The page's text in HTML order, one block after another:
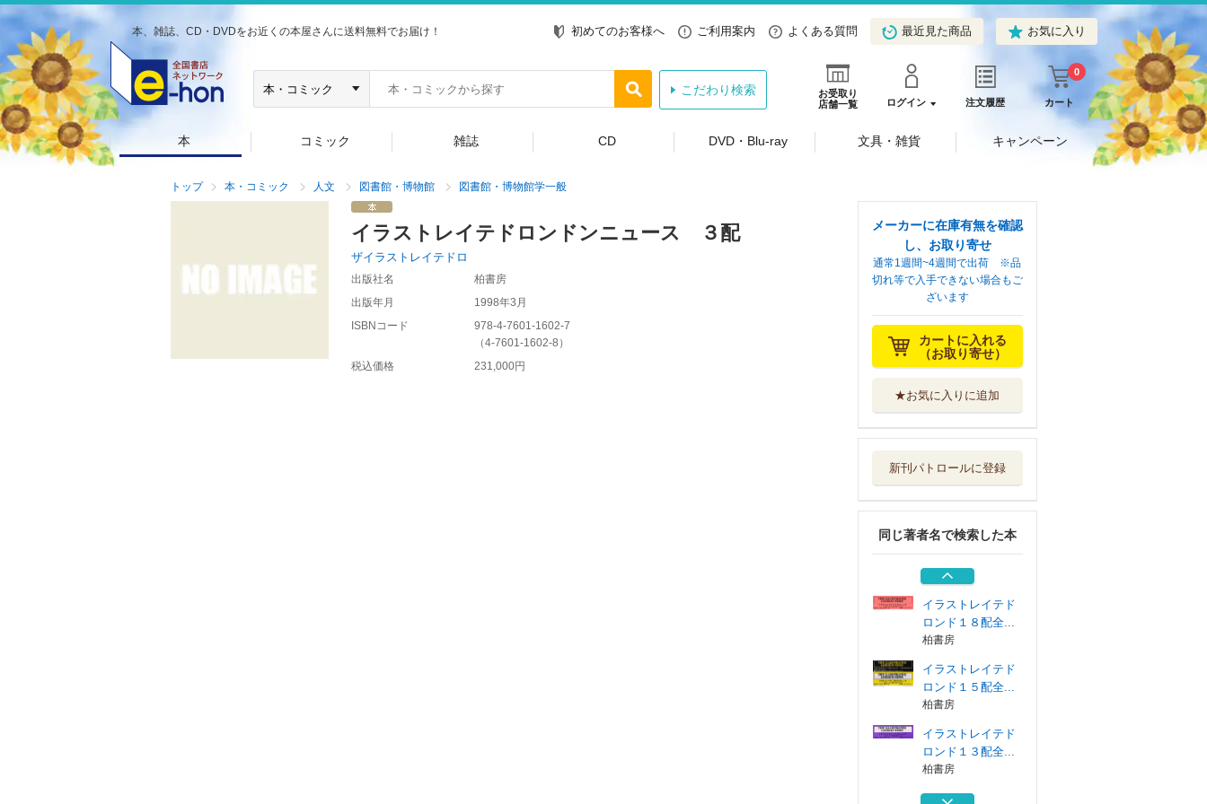
本、雑誌、CD・DVDをお近くの本屋さんに送料無料でお届け！ 初めてのお客様へ ご利用案内 よくある質問 最近見た商品 お気に入り
お受取り
店舗一覧
ログイン 注文履歴 カート
0
こだわり検索
本 コミック 雑誌 CD DVD・Blu-ray 文具・雑貨 キャンペーン
トップ 本・コミック 人文 図書館・博物館 図書館・博物館学一般
イラストレイテドロンドンニュース ３配
ザイラストレイテドロ
出版社名
柏書房
出版年月
1998年3月
ISBNコード
978-4-7601-1602-7
（4-7601-1602-8 ）
税込価格
231,000円
メーカーに在庫有無を確認
し、お取り寄せ
通常1週間~4週間で出荷 ※品
切れ等で入手できない場合もご
ざいます
カートに入れる
（お取り寄せ）
★お気に入りに追加
新刊パトロールに登録
同じ著者名で検索した本
イラストレイテド
ロンド１５配全...
イラストレイテド
柏書房
イラストレイテド
ロンド１０配全...
柏書房
イラストレイテド
ロンド１８配全...
柏書房
イラストレイテド
ロンド１５配全...
柏書房
イラストレイテド
ロンド１３配全...
柏書房
イラストレイテド